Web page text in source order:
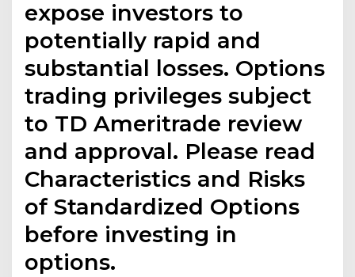
expose investors to
potentially rapid and
substantial losses. Options
trading privileges subject
to TD Ameritrade review
and approval. Please read
Characteristics and Risks
of Standardized Options
before investing in
options.